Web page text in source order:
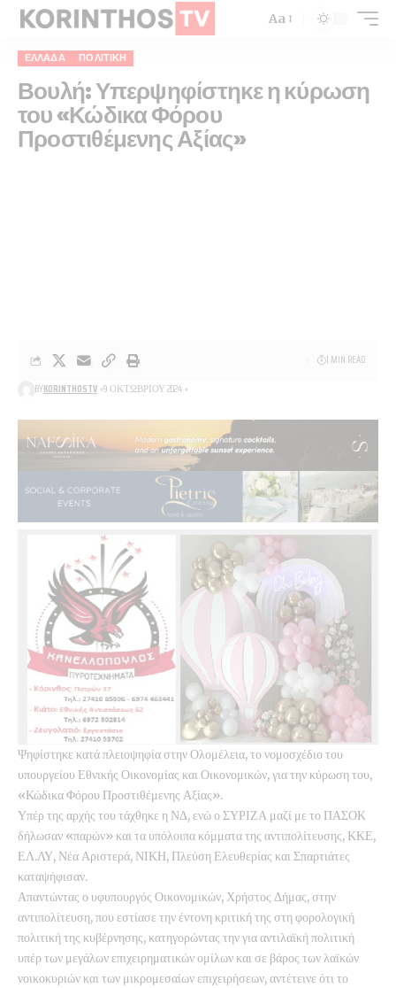
Aa
ΕΛΛΆΔΑ ΠΟΛΙΤΙΚΉ
Βουλή: Υπερψηφίστηκε η κύρωση
του «Κώδικα Φόρου
Προστιθέμενης Αξίας»
BYKORINTHOSTV 9 ΟΚΤΩΒΡΊΟΥ 2024
1 MIN READ
Ψηφίστηκε κατά πλειοψηφία στην Ολομέλεια, το νομοσχέδιο του
υπουργείου Εθνικής Οικονομίας και Οικονομικών, για την κύρωση του,
«Κώδικα Φόρου Προστιθέμενης Αξίας».
Υπέρ της αρχής του τάχθηκε η ΝΔ, ενώ ο ΣΥΡΙΖΑ μαζί με το ΠΑΣΟΚ
δήλωσαν «παρών» και τα υπόλοιπα κόμματα της αντιπολίτευσης, ΚΚΕ,
ΕΛ.ΛΥ, Νέα Αριστερά, ΝΙΚΗ, Πλεύση Ελευθερίας και Σπαρτιάτες
καταψήφισαν.
Απαντώντας ο υφυπουργός Οικονομικών, Χρήστος Δήμας, στην
αντιπολίτευση, που εστίασε την έντονη κριτική της στη φορολογική
πολιτική της κυβέρνησης, κατηγορώντας την για αντιλαϊκή πολιτική
υπέρ των μεγάλων επιχειρηματικών ομίλων και σε βάρος των λαϊκών
νοικοκυριών και των μικρομεσαίων επιχειρήσεων, αντέτεινε ότι το